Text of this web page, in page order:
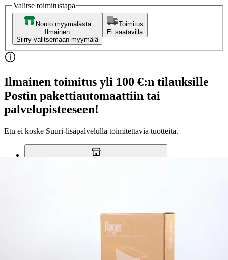
Valitse toimitustapa
Nouto myymälästä
Ilmainen
Siirry valitsemaan myymälä
Toimitus
Ei saatavilla
Ilmainen toimitus yli 100 €:n tilauksille
Postin pakettiautomaattiin tai
palvelupisteeseen!
Etu ei koske Suuri‑lisäpalvelulla toimitettavia tuotteita.